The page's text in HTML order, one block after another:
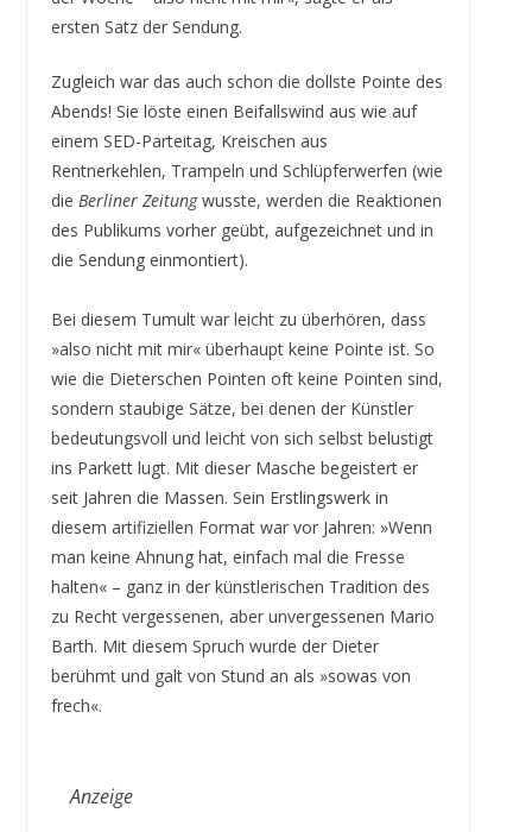
ersten Satz der Sendung.
Zugleich war das auch schon die dollste Pointe des
Abends! Sie löste einen Beifallswind aus wie auf
einem SED-Parteitag, Kreischen aus
Rentnerkehlen, Trampeln und Schlüpferwerfen (wie
die Berliner Zeitungwusste, werden die Reaktionen
des Publikums vorher geübt, aufgezeichnet und in
die Sendung einmontiert).
Bei diesem Tumult war leicht zu überhören, dass
»also nicht mit mir« überhaupt keine Pointe ist. So
wie die Dieterschen Pointen oft keine Pointen sind,
sondern staubige Sätze, bei denen der Künstler
bedeutungsvoll und leicht von sich selbst belustigt
ins Parkett lugt. Mit dieser Masche begeistert er
seit Jahren die Massen. Sein Erstlingswerk in
diesem artifiziellen Format war vor Jahren: »Wenn
man keine Ahnung hat, einfach mal die Fresse
halten« – ganz in der künstlerischen Tradition des
zu Recht vergessenen, aber unvergessenen Mario
Barth. Mit diesem Spruch wurde der Dieter
berühmt und galt von Stund an als »sowas von
frech«.
Anzeige